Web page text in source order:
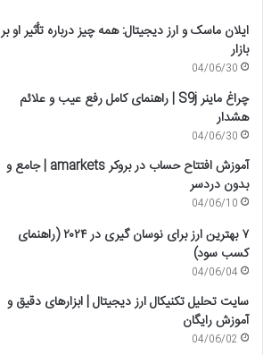
ایلان ماسک و ارز دیجیتال: همه چیز درباره تأثیر او بر
بازار
04/06/30
چراغ ماینر S9j | راهنمای کامل رفع عیب و علائم
هشدار
04/06/30
آموزش افتتاح حساب در بروکر amarkets | جامع و
بدون دردسر
04/06/10
۷ بهترین ارز برای نوسان گیری در ۲۰۲۴ (راهنمای
کسب سود)
04/06/04
سایت تحلیل تکنیکال ارز دیجیتال | ابزارهای دقیق و
آموزش رایگان
04/06/02